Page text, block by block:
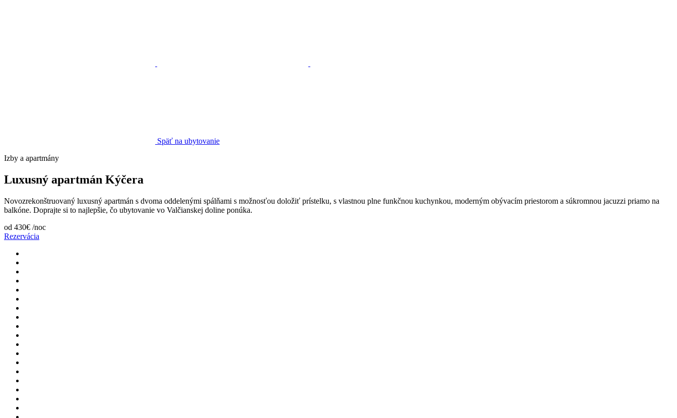
Späť na ubytovanie
Izby a apartmány
Luxusný apartmán Kýčera
Novozrekonštruovaný luxusný apartmán s dvoma oddelenými spálňami s možnosťou doložiť prístelku, s vlastnou plne funkčnou kuchynkou, moderným obývacím priestorom a súkromnou jacuzzi priamo na
balkóne. Doprajte si to najlepšie, čo ubytovanie vo Valčianskej doline ponúka.
od 430€ /noc
Rezervácia